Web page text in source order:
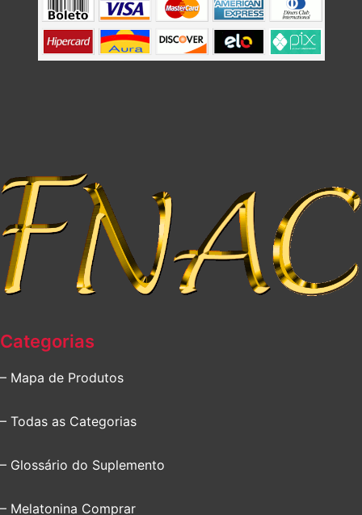
Categorias
– Mapa de Produtos
– Todas as Categorias
– Glossário do Suplemento
– Melatonina Comprar